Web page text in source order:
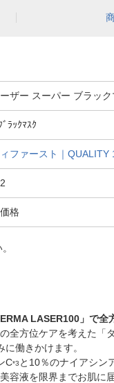
ザー スーパー ブラッ
ﾗｯｸﾏｽｸ
ファースト｜QUALITY
格
LASER100」で全
全方位ケアを考えた「
働きかけます。
C*3 と10％のナイアシン
容液を限界までお肌に届